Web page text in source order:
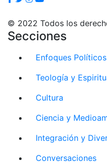
© 2022 Todos los
Secciones
Enfoques
Teología y
Cultura
Ciencia y
Integración y
Conversaciones